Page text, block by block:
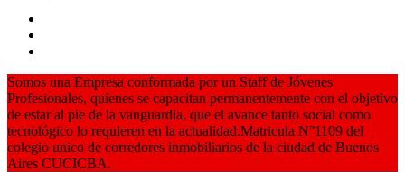
Somos una Empresa conformada por un Staff de Jóvenes
Profesionales, quienes se capacitan permanentemente con el objetivo
de estar al pie de la vanguardia, que el avance tanto social como
tecnológico lo requieren en la actualidad.Matricula N°1109 del
colegio unico de corredores inmobiliarios de la ciudad de Buenos
Aires CUCICBA.